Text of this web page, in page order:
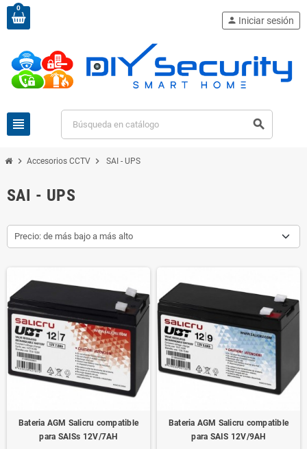
0
view_headline search
person Iniciar sesión
chevron_right Accesorios CCTV chevron_right SAI - UPS
SAI - UPS
Precio: de más bajo a más alto
Bateria AGM Salicru compatible
para SAISs 12V/7AH
Bateria AGM Salicru compatible
para SAIS 12V/9AH